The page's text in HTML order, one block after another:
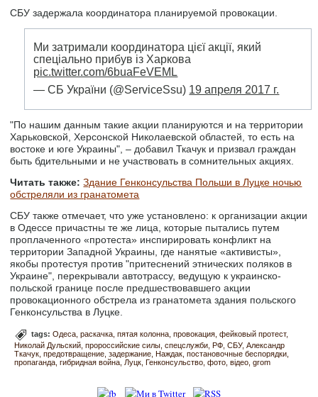
СБУ задержала координатора планируемой провокации.
Ми затримали координатора цієї акції, який
спеціально прибув із Харкова
pic.twitter.com/6buaFeVEML
— СБ України (@ServiceSsu) 19 апреля 2017 г.
"По нашим данным такие акции планируются и на территории
Харьковской, Херсонской Николаевской областей, то есть на
востоке и юге Украины", – добавил Ткачук и призвал граждан
быть бдительными и не участвовать в сомнительных акциях.
Читать также: Здание Генконсульства Польши в Луцке ночью
обстреляли из гранатомета
СБУ также отмечает, что уже установлено: к организации акции
в Одессе причастны те же лица, которые пытались путем
проплаченного «протеста» инспирировать конфликт на
территории Западной Украины, где нанятые «активисты»,
якобы протестуя против "притеснений этнических поляков в
Украине", перекрывали автотрассу, ведущую к украинско-
польской границе после предшествовавшего акции
провокационного обстрела из гранатомета здания польского
Генконсульства в Луцке.
tags:Одеса раскачка пятая колонна провокация фейковый протест
Николай Дульский пророссийские силы спецслужби РФ СБУ Александр
Ткачук предотвращение задержание Наждак постановочные беспорядки
пропаганда гибридная война Луцк Генконсульство фото відео grom